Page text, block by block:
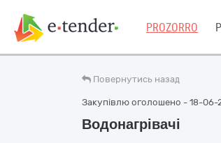
PROZORRO
Повернутись назад
Закупівлю оголошено - 18-06-
Водонагрівачі